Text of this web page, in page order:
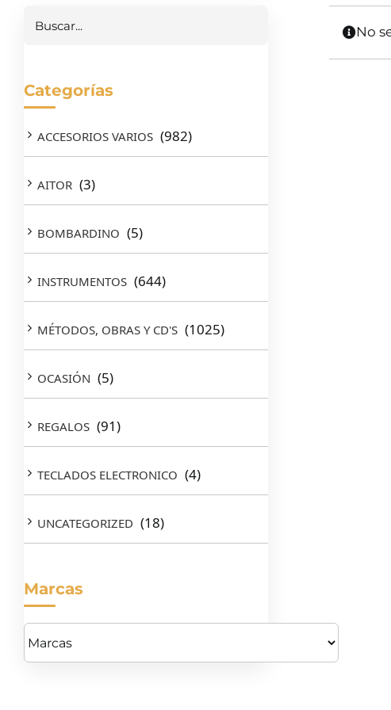
No
Categorías
ACCESORIOS VARIOS (982)
AITOR (3)
BOMBARDINO (5)
INSTRUMENTOS (644)
MÉTODOS, OBRAS Y CD'S (1025)
OCASIÓN (5)
REGALOS (91)
TECLADOS ELECTRONICO (4)
UNCATEGORIZED (18)
Marcas